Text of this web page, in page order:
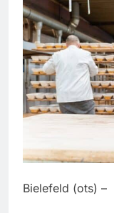
Bielefeld (ots) –